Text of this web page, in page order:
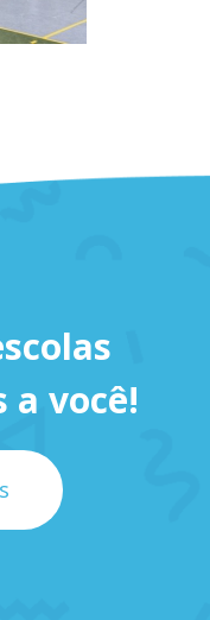
a você!